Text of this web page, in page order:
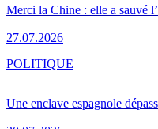
Merci la Chine : elle a sauvé
27.07.2026
Une enclave espagnole
POLITIQUE